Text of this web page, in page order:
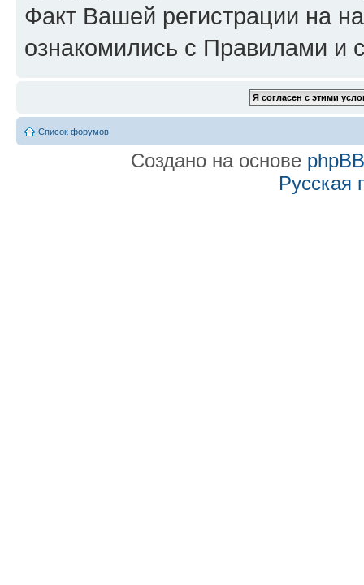
Факт Вашей регистрации на
ознакомились с Правилами и
Список форумов
Создано на основе phpBB
Русская